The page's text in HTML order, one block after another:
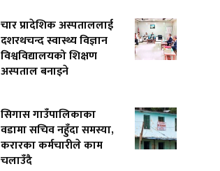
चार प्रादेशिक अस्पताललाई
दशरथचन्द स्वास्थ्य विज्ञान
विश्वविद्यालयको शिक्षण
अस्पताल बनाइने
सिगास गाउँपालिकाका
वडामा सचिव नहुँदा समस्या,
करारका कर्मचारीले काम
चलाउँदै